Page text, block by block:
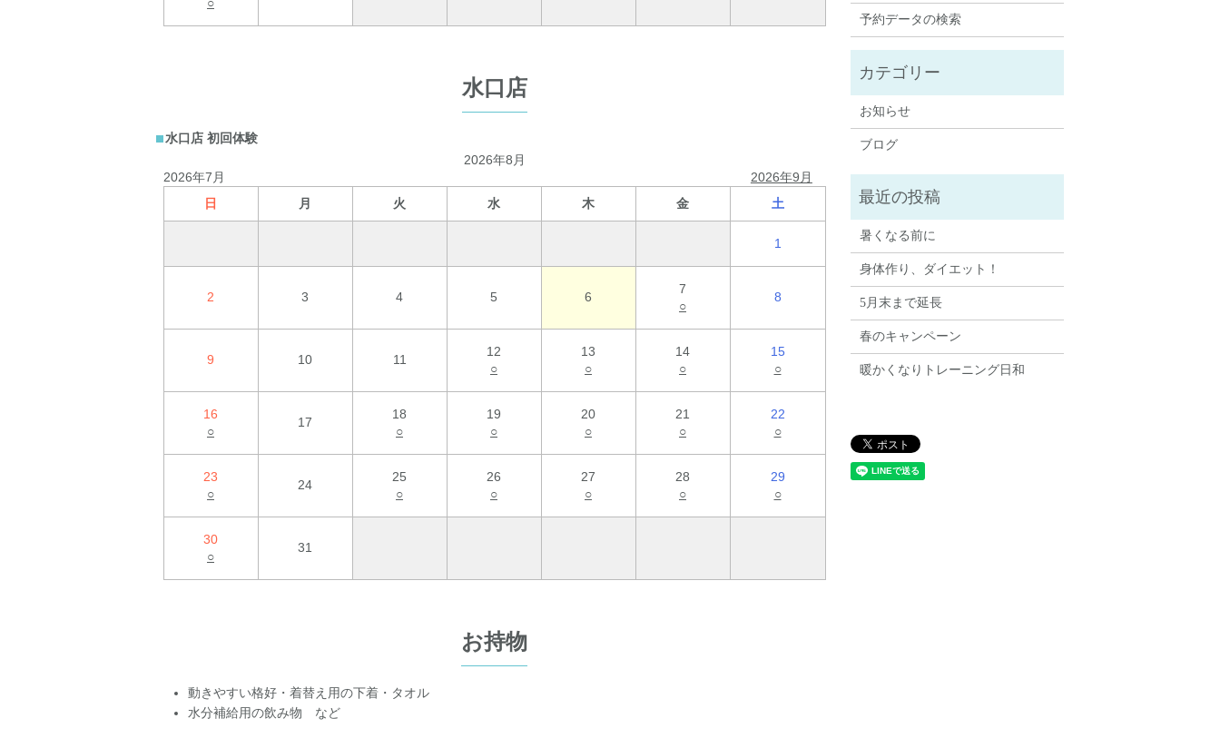
水口店
水口店 初回体験
2026年8月
2026年7月
2026年9月
日
月 火 水 木 金 土
1
2 3 4 5 6
7
○
8
9 10 11
12
○
13
○
14
○
15
○
16
○
17
18
○
19
○
20
○
21
○
22
○
23
○
24
25
○
26
○
27
○
28
○
29
○
30
○
31
お持物
動きやすい格好・着替え用の下着・タオル
水分補給用の飲み物 など
予約データの検索
お知らせ
ブログ
暑くなる前に
身体作り、ダイエット！
5月末まで延長
春のキャンペーン
暖かくなりトレーニング日和